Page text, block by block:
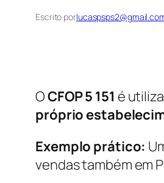
Escrito por
OCFOP 5 151 é
próprio
Exemplo prático:
vendas também em